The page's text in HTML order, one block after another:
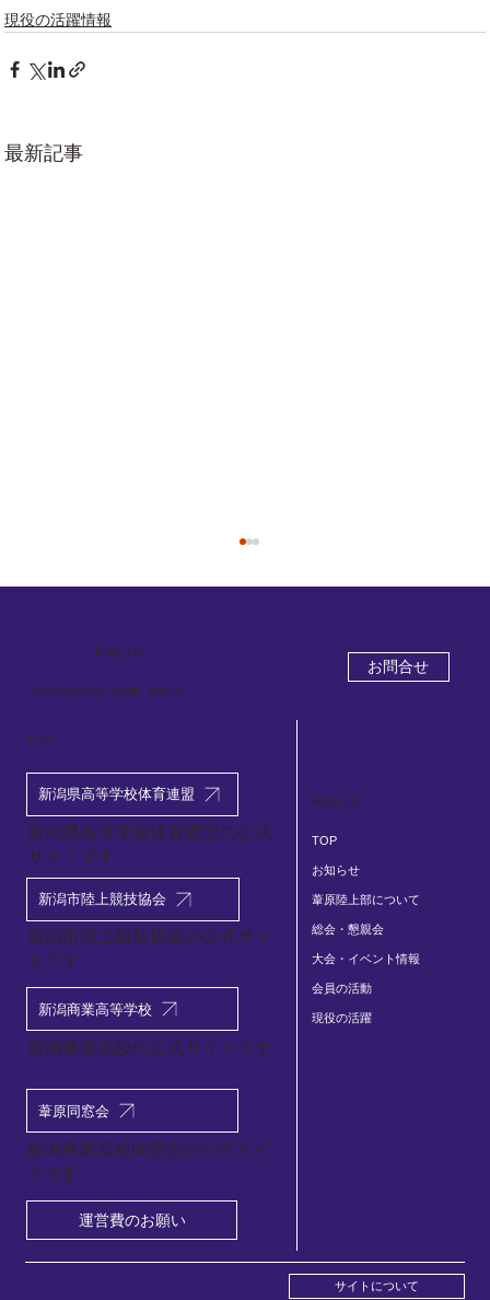
現役の活躍情報
最新記事
2026.5.26-29 新潟県高校総体陸上競技大
会
葦原陸上部
TOP
お知らせ
葦原陸上部について
総会・懇親会
大会・イベント情報
会員の活動
現役の活躍
お問合せ
葦原陸上部
新潟商業高校 陸上部OB・OGの会
Links
新潟県高等学校体育連盟
新潟県高等学校体育連盟の公式
サイトです
新潟市陸上競技協会
​新潟市陸上競技協会の公式サイ
トです
新潟商業高等学校
新潟商業高校の公式サイトです
葦原同窓会
新潟商業高校同窓会の公式サイ
トです
運営費のお願い
サイトについて